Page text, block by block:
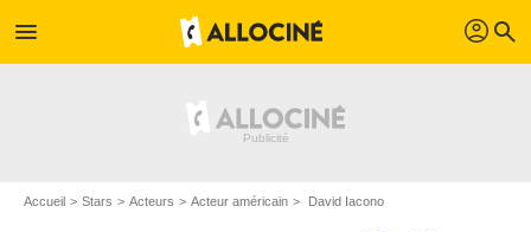
menu profil search
Accueil Stars Acteurs Acteur américain David Iacono